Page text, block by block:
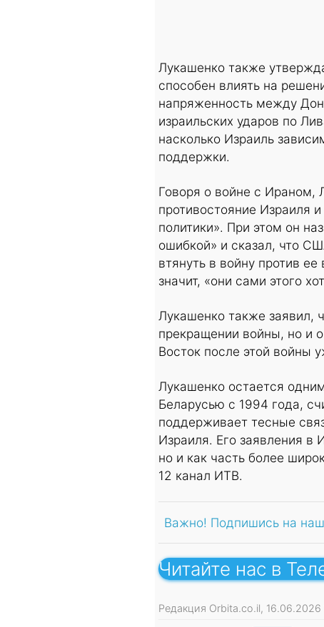
Лукашенко также
способен влиять на
напряженность между
израильских ударов по
насколько Израиль
поддержки.
Говоря о войне с Ираном,
противостояние Израиля
политики». При этом он
ошибкой» и сказал, что
втянуть в войну против
значит, «они сами этого
Лукашенко также заявил,
прекращении войны, но и
Восток после этой войны
Лукашенко остается
Беларусью с 1994 года,
поддерживает тесные
Израиля. Его заявления в
но и как часть более
12 канал ИТВ.
Важно! Подпишись на
Читайте нас в
Редакция Orbita.co.il,